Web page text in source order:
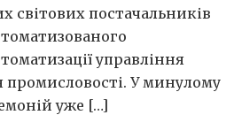
світових постачальників
управління
У минулому
уже […]